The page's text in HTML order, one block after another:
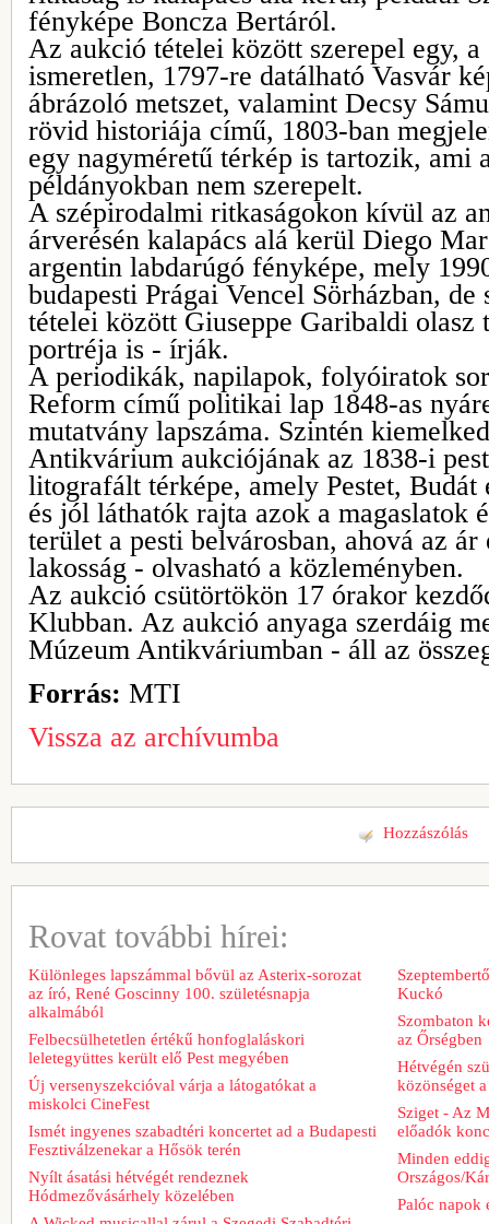
fényképe Boncza Bertáról.
Az aukció tételei között szerepel egy,
ismeretlen, 1797-re datálható Vasvár
ábrázoló metszet, valamint Decsy
rövid historiája című, 1803-ban
egy nagyméretű térkép is tartozik, ami
példányokban nem szerepelt.
A szépirodalmi ritkaságokon kívül az
árverésén kalapács alá kerül Diego
argentin labdarúgó fényképe, mely
budapesti Prágai Vencel Sörházban, de
tételei között Giuseppe Garibaldi olasz
portréja is - írják.
A periodikák, napilapok, folyóiratok
Reform című politikai lap 1848-as
mutatvány lapszáma. Szintén
Antikvárium aukciójának az 1838-i
litografált térképe, amely Pestet, Budát
és jól láthatók rajta azok a magaslatok
terület a pesti belvárosban, ahová az
lakosság - olvasható a közleményben.
Az aukció csütörtökön 17 órakor
Klubban. Az aukció anyaga szerdáig
Múzeum Antikváriumban - áll az
Forrás: MTI
Vissza az archívumba
Hozzászólás
Rovat további hírei:
Különleges lapszámmal bővül az Asterix-sorozat
az író, René Goscinny 100. születésnapja
alkalmából
Felbecsülhetetlen értékű honfoglaláskori
leletegyüttes került elő Pest megyében
Új versenyszekcióval várja a látogatókat a
miskolci CineFest
Ismét ingyenes szabadtéri koncertet ad a Budapesti
Fesztiválzenekar a Hősök terén
Nyílt ásatási hétvégét rendeznek
Hódmezővásárhely közelében
Kuckó
Szombaton
az Őrségben
Hétvégén
közönséget
Sziget - Az
előadók
Minden
Országos/
Palóc napok